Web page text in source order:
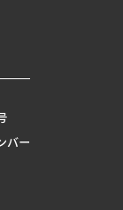
バー